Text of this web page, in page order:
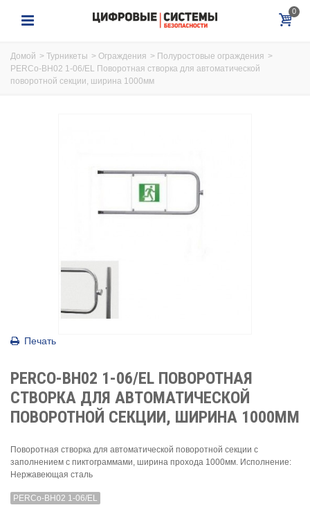
0
Домой > Турникеты > Ограждения > Полуростовые ограждения >
PERCo-BH02 1-06/EL Поворотная створка для автоматической
поворотной секции, ширина 1000мм
Печать
PERCO-BH02 1-06/EL ПОВОРОТНАЯ
СТВОРКА ДЛЯ АВТОМАТИЧЕСКОЙ
ПОВОРОТНОЙ СЕКЦИИ, ШИРИНА 1000ММ
Поворотная створка для автоматической поворотной секции с
заполнением с пиктограммами, ширина прохода 1000мм. Исполнение:
Нержавеющая сталь
PERCo-BH02 1-06/EL